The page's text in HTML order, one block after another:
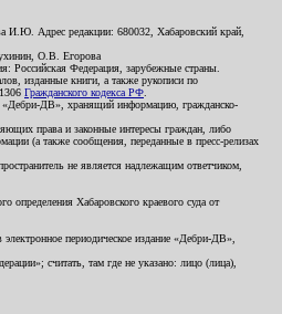
И.Ю. Адрес редакции: 680032, Хабаровский край,
О.В. Егорова
Российская Федерация, зарубежные страны.
изданные книги, а также рукописи по
Гражданского кодекса РФ
«Дебри-ДВ», хранящий информацию, гражданско-
права и законные интересы граждан, либо
(а также сообщения, переданные в пресс-релизах
не является надлежащим ответчиком,
Хабаровского краевого суда от
периодическое издание «Дебри-ДВ»,
считать, там где не указано: лицо (лица),